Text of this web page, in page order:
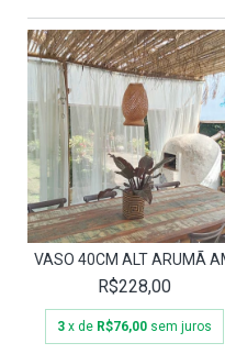
VASO 40CM ALT ARUMÃ
R$228,00
3 x de R$76,00 sem juros